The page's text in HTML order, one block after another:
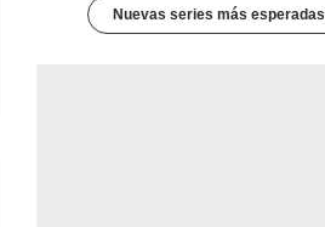
Nuevas series más esperadas